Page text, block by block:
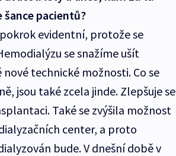
pacientů?
evidentní, protože se
se snažíme ušít
technické možnosti. Co se
jsou také zcela jinde. Zlepšuje se
Také se zvýšila možnost
center, a proto
bude. V dnešní době v